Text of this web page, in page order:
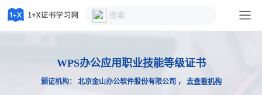
WPS办公应用职业技能等级证书
颁证机构： 北京金山办公软件股份有限公司 ， 去查看机构